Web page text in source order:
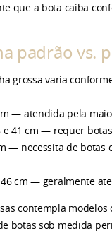
que a bota caiba
padrão vs.
grossa varia
— atendida pela
41 cm — requer
necessita de botas
cm — geralmente
contempla
botas sob medida